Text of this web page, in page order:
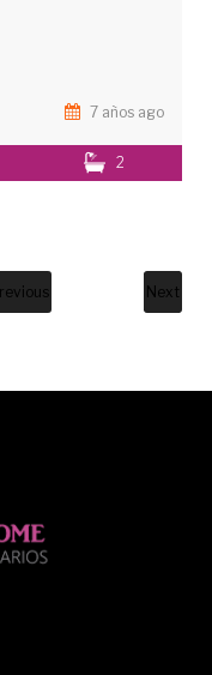
7 años ago
2
Next